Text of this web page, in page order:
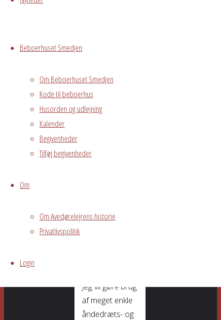
Beboerhuset Smedjen
Om Beboerhuset Smedjen
Kode til beboerhus
Husorden og udlejning
Kalender
Begivenheder
Tilføj begivenheder
Om
Om Avedørelejrens historie
Privatlivspolitik
Login
familien, dit
mindst vore
mange
bekymringer,
mange af.
oplevelser, men
Jeg vil gøre brug
af meget enkle
åndedræts- og